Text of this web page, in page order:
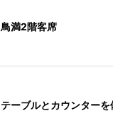
鳥満2階客席
テーブルとカウンター